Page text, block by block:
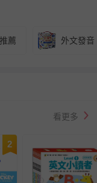
薦的英文發音書
薦 外文發音
看更多
2